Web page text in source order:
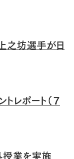
之坊選手が日
レポート（７
授業を実施